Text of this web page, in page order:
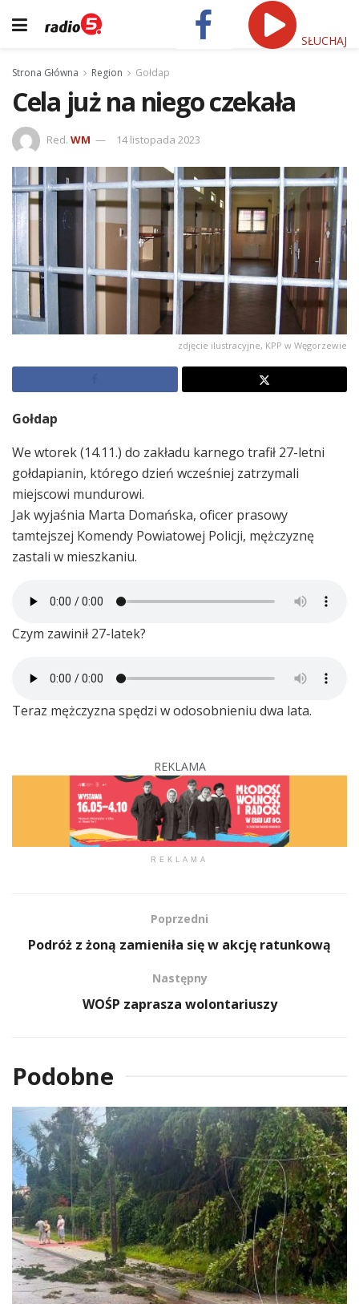
SŁUCHAJ
Strona Główna Region Gołdap
Cela już na niego czekała
Red. WM 14 listopada 2023
zdjęcie ilustracyjne, KPP w Węgorzewie
Gołdap
We wtorek (14.11.) do zakładu karnego trafił 27-letni
gołdapianin, którego dzień wcześniej zatrzymali
miejscowi mundurowi.
Jak wyjaśnia Marta Domańska, oficer prasowy
tamtejszej Komendy Powiatowej Policji, mężczyznę
zastali w mieszkaniu.
Czym zawinił 27-latek?
Teraz mężczyzna spędzi w odosobnieniu dwa lata.
REKLAMA
REKLAMA
Poprzedni
Podróż z żoną zamieniła się w akcję ratunkową
Następny
WOŚP zaprasza wolontariuszy
Podobne